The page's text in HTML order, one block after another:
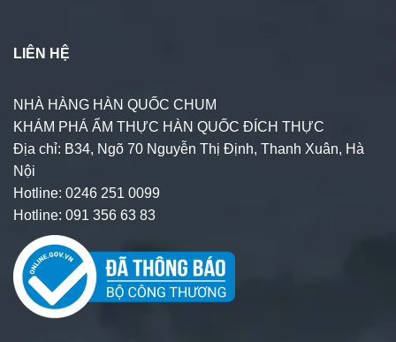
LIÊN HỆ
NHÀ HÀNG HÀN QUỐC CHUM
KHÁM PHÁ ẨM THỰC HÀN QUỐC ĐÍCH THỰC
Địa chỉ: B34, Ngõ 70 Nguyễn Thị Định, Thanh Xuân, Hà
Nội
Hotline: 0246 251 0099
Hotline: 091 356 63 83